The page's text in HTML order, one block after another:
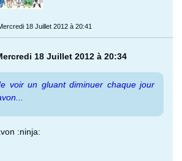
18 Juillet 2012 à 20:41
18 Juillet 2012 à 20:34
voir un gluant diminuer chaque jour
:ninja: